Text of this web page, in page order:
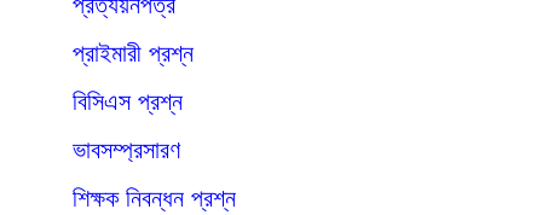
প্রাইমারী প্রশ্ন
বিসিএস প্রশ্ন
ভাবসম্প্রসারণ
শিক্ষক নিবন্ধন প্রশ্ন